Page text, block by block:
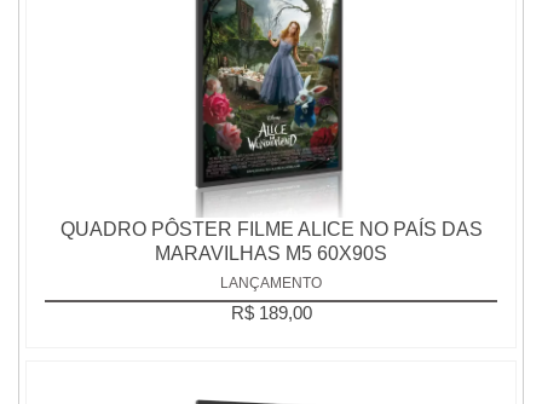
QUADRO PÔSTER FILME ALICE NO PAÍS DAS
MARAVILHAS M5 60X90S
LANÇAMENTO
R$ 189,00